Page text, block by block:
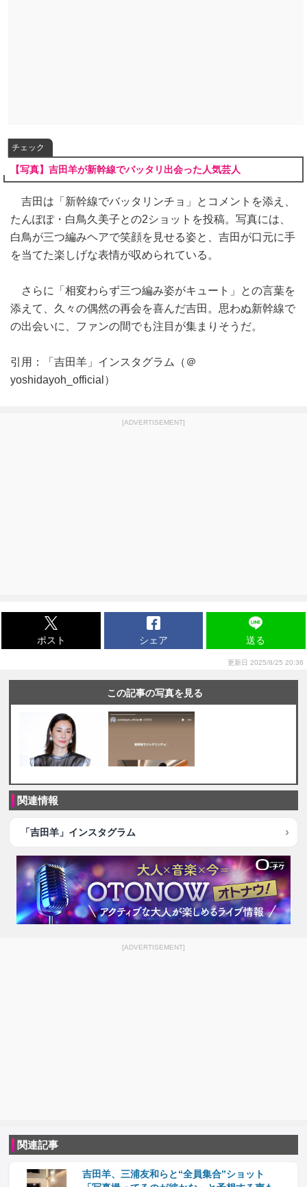
チェック
【写真】吉田羊が新幹線でバッタリ出会った人気芸人
吉田は「新幹線でバッタリンチョ」とコメントを添え、
たんぽぽ・白鳥久美子との2ショットを投稿。写真には、
白鳥が三つ編みヘアで笑顔を見せる姿と、吉田が口元に手
を当てた楽しげな表情が収められている。
さらに「相変わらず三つ編み姿がキュート」との言葉を
添えて、久々の偶然の再会を喜んだ吉田。思わぬ新幹線で
の出会いに、ファンの間でも注目が集まりそうだ。
引用：「吉田羊」インスタグラム（＠
yoshidayoh_official）
[ADVERTISEMENT]
ポスト シェア 送る
更新日 2025/8/25 20:36
この記事の写真を見る
関連情報
「吉田羊」インスタグラム
[ADVERTISEMENT]
関連記事
吉田羊、三浦友和らと“全員集合”ショット